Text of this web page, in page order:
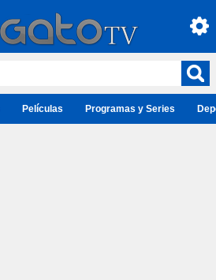
Películas Programas y Series